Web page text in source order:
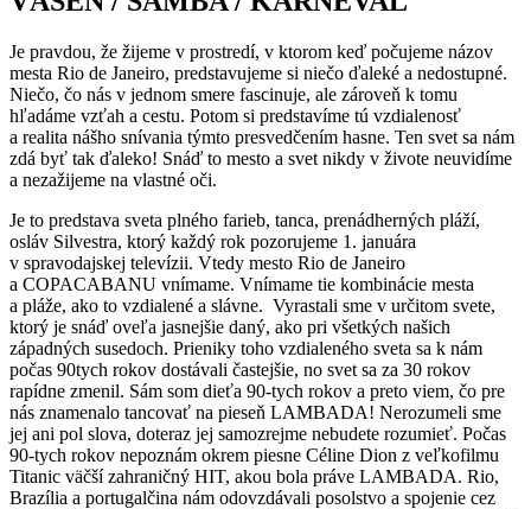
Je pravdou, že žijeme v prostredí, v ktorom keď počujeme názov
mesta Rio de Janeiro, predstavujeme si niečo ďaleké a nedostupné.
Niečo, čo nás v jednom smere fascinuje, ale zároveň k tomu
hľadáme vzťah a cestu. Potom si predstavíme tú vzdialenosť
a realita nášho snívania týmto presvedčením hasne. Ten svet sa nám
zdá byť tak ďaleko! Snáď to mesto a svet nikdy v živote neuvidíme
a nezažijeme na vlastné oči.
Je to predstava sveta plného farieb, tanca, prenádherných pláží,
osláv Silvestra, ktorý každý rok pozorujeme 1. januára
v spravodajskej televízii. Vtedy mesto Rio de Janeiro
a COPACABANU vnímame. Vnímame tie kombinácie mesta
a pláže, ako to vzdialené a slávne. Vyrastali sme v určitom svete,
ktorý je snáď oveľa jasnejšie daný, ako pri všetkých našich
západných susedoch. Prieniky toho vzdialeného sveta sa k nám
počas 90tych rokov dostávali častejšie, no svet sa za 30 rokov
rapídne zmenil. Sám som dieťa 90-tych rokov a preto viem, čo pre
nás znamenalo tancovať na pieseň LAMBADA! Nerozumeli sme
jej ani pol slova, doteraz jej samozrejme nebudete rozumieť. Počas
90-tych rokov nepoznám okrem piesne Céline Dion z veľkofilmu
Titanic väčší zahraničný HIT, akou bola práve LAMBADA. Rio,
Brazília a portugalčina nám odovzdávali posolstvo a spojenie cez